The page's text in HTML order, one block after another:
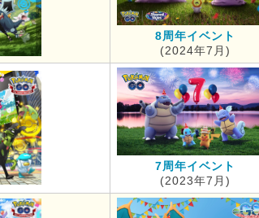
8周年イベント
(2024年7月)
7周年イベント
(2023年7月)